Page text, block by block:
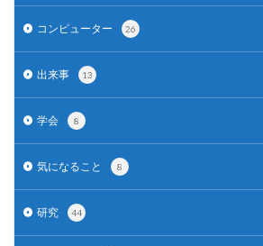
コンピューター 26
出来事 13
学会 8
気になること 8
研究 44